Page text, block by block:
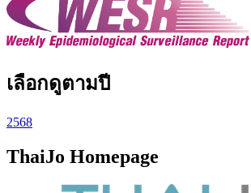
เลือกดูตามปี
2568
ThaiJo Homepage